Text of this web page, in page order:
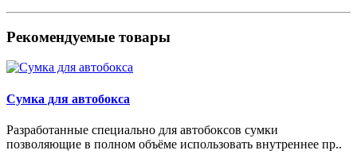
Рекомендуемые товары
Сумка для автобокса
Разработанные специально для автобоксов сумки
позволяющие в полном объёме использовать внутреннее пр..